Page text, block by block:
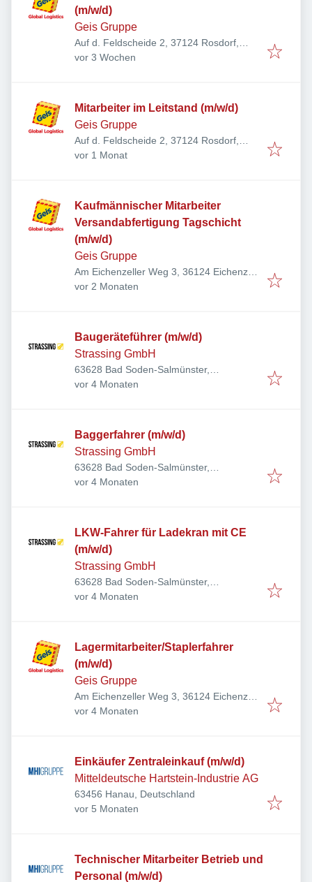
(m/w/d)
Geis Gruppe
Auf d. Feldscheide 2, 37124 Rosdorf,
Deutschland
Veröffentlicht:
vor 3 Wochen
Mitarbeiter im Leitstand (m/w/d)
Geis Gruppe
Auf d. Feldscheide 2, 37124 Rosdorf,
Deutschland
Veröffentlicht
vor 1 Monat
Kaufmännischer Mitarbeiter
Versandabfertigung Tagschicht
(m/w/d)
Geis Gruppe
Am Eichenzeller Weg 3, 36124 Eichenzell,
Deutschland
Veröffentlicht:
vor 2 Monaten
Baugeräteführer (m/w/d)
Strassing GmbH
63628 Bad Soden-Salmünster,
Deutschland
Veröffentlicht:
vor 4 Monaten
Baggerfahrer (m/w/d)
Strassing GmbH
63628 Bad Soden-Salmünster,
Deutschland
Veröffentlicht:
vor 4 Monaten
LKW-Fahrer für Ladekran mit CE
(m/w/d)
Strassing GmbH
63628 Bad Soden-Salmünster,
Deutschland
Veröffentlicht:
vor 4 Monaten
Lagermitarbeiter/Staplerfahrer
(m/w/d)
Geis Gruppe
Am Eichenzeller Weg 3, 36124 Eichenzell,
Deutschland
Veröffentlicht:
vor 4 Monaten
Einkäufer Zentraleinkauf (m/w/d)
Mitteldeutsche Hartstein-Industrie AG
63456 Hanau, Deutschland
Veröffentlicht:
vor 5 Monaten
Technischer Mitarbeiter Betrieb und
Personal (m/w/d)